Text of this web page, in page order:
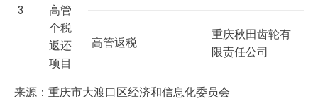
3
高管
个税
返还
项目
高管返税
重庆秋田齿轮有
限责任公司
来源：重庆市大渡口区经济和信息化委员会